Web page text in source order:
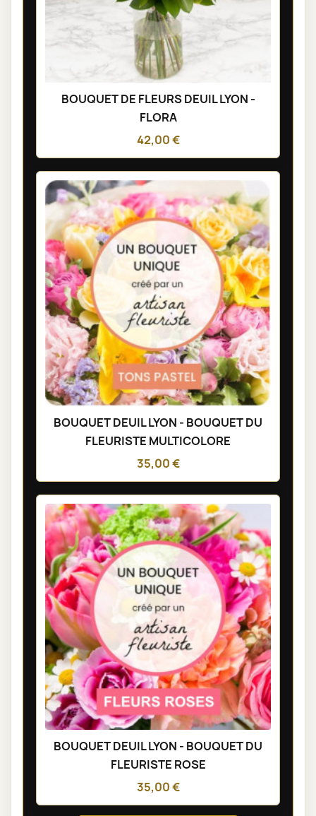
BOUQUET DE FLEURS DEUIL LYON -
FLORA
42,00 €
BOUQUET DEUIL LYON - BOUQUET DU
FLEURISTE MULTICOLORE
35,00 €
BOUQUET DEUIL LYON - BOUQUET DU
FLEURISTE ROSE
35,00 €